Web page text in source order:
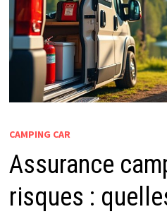
CAMPING CAR
Assurance
risques :